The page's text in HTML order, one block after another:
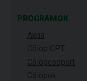
PROGRAMOK
Akna
Cölöp CPT
Cölöpcsoport
Cölöpök